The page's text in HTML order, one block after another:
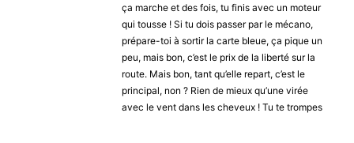
ça marche et des fois, tu finis avec un moteur
qui tousse ! Si tu dois passer par le mécano,
prépare-toi à sortir la carte bleue, ça pique un
peu, mais bon, c’est le prix de la liberté sur la
route. Mais bon, tant qu’elle repart, c’est le
principal, non ? Rien de mieux qu’une virée
avec le vent dans les cheveux ! Tu te trompes